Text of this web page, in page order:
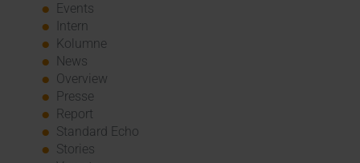
Events
Intern
Kolumne
News
Overview
Presse
Report
Standard Echo
Stories